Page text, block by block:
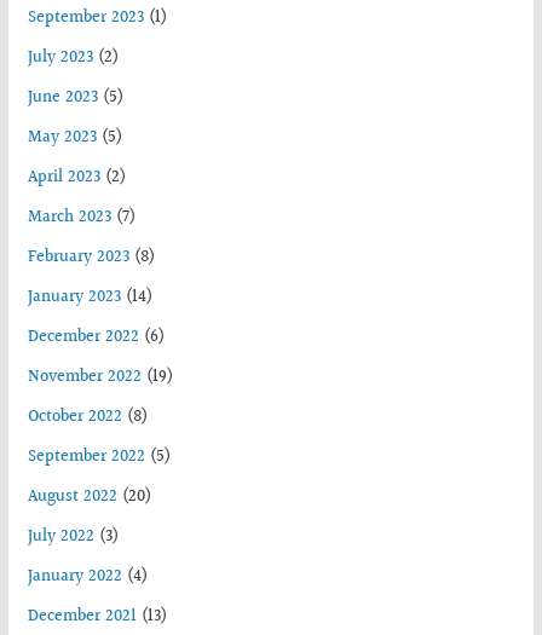
September 2023(1)
July 2023(2)
June 2023(5)
May 2023(5)
April 2023(2)
March 2023(7)
February 2023(8)
January 2023(14)
December 2022 (6)
November 2022 (19)
October 2022 (8)
September 2022 (5)
August 2022 (20)
July 2022 (3)
January 2022 (4)
December 2021(13)